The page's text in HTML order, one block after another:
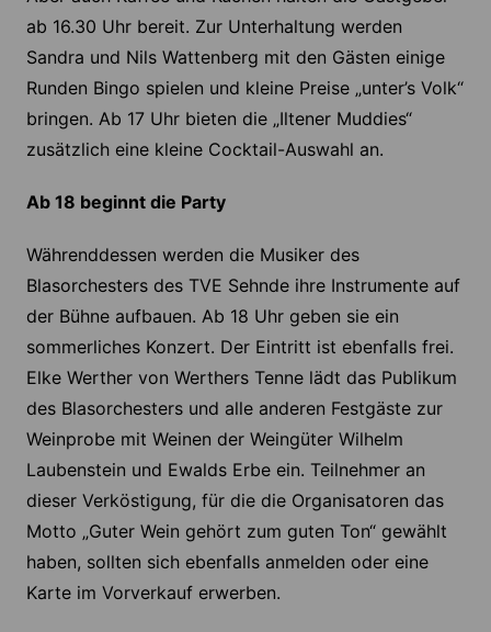
ab 16.30 Uhr bereit. Zur Unterhaltung werden
Sandra und Nils Wattenberg mit den Gästen einige
Runden Bingo spielen und kleine Preise „unter’s Volk“
bringen. Ab 17 Uhr bieten die „Iltener Muddies“
zusätzlich eine kleine Cocktail-Auswahl an.
Ab 18 beginnt die Party
Währenddessen werden die Musiker des
Blasorchesters des TVE Sehnde ihre Instrumente auf
der Bühne aufbauen. Ab 18 Uhr geben sie ein
sommerliches Konzert. Der Eintritt ist ebenfalls frei.
Elke Werther von Werthers Tenne lädt das Publikum
des Blasorchesters und alle anderen Festgäste zur
Weinprobe mit Weinen der Weingüter Wilhelm
Laubenstein und Ewalds Erbe ein. Teilnehmer an
dieser Verköstigung, für die die Organisatoren das
Motto „Guter Wein gehört zum guten Ton“ gewählt
haben, sollten sich ebenfalls anmelden oder eine
Karte im Vorverkauf erwerben.